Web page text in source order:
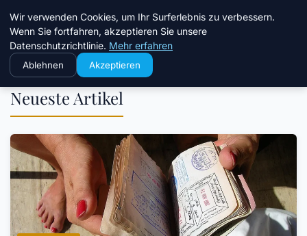
Chinavisum24
Neueste Artikel
Wir verwenden Cookies, um Ihr Surferlebnis zu verbessern.
Wenn Sie fortfahren, akzeptieren Sie unsere
Datenschutzrichtlinie. Mehr erfahren
Ablehnen Akzeptieren